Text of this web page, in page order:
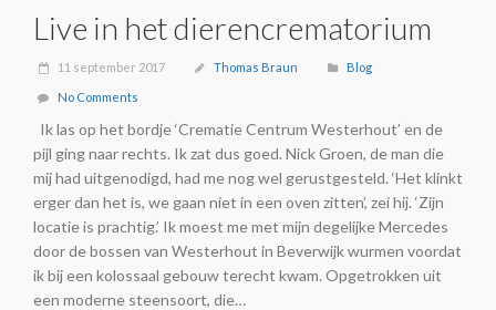
Live in het dierencrematorium
11 september 2017 Thomas Braun Blog
No Comments
Ik las op het bordje ‘Crematie Centrum Westerhout’ en de
pijl ging naar rechts. Ik zat dus goed. Nick Groen, de man die
mij had uitgenodigd, had me nog wel gerustgesteld. ‘Het klinkt
erger dan het is, we gaan niet in een oven zitten’, zei hij. ‘Zijn
locatie is prachtig.’ Ik moest me met mijn degelijke Mercedes
door de bossen van Westerhout in Beverwijk wurmen voordat
ik bij een kolossaal gebouw terecht kwam. Opgetrokken uit
een moderne steensoort, die…